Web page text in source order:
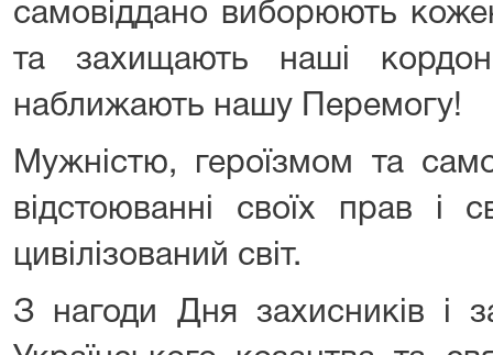
самовіддано виборюють
та захищають наші
наближають нашу Перемогу!
Мужністю, героїзмом та
відстоюванні своїх прав і
цивілізований світ.
З нагоди Дня захисників і